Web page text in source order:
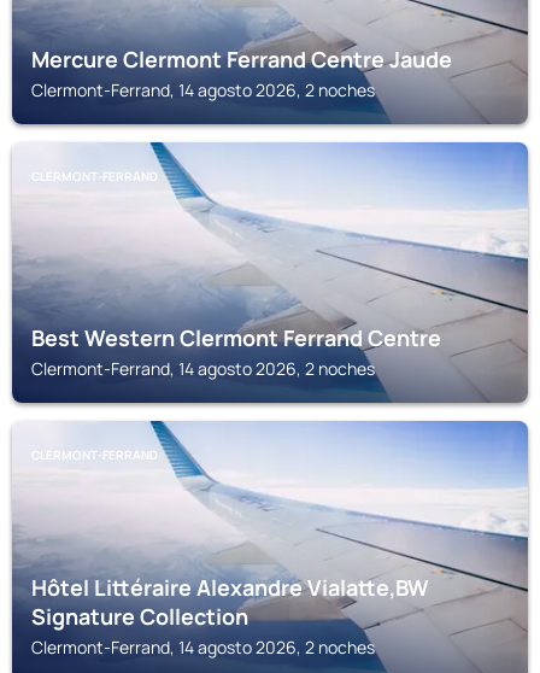
Mercure Clermont Ferrand Centre Jaude
Clermont-Ferrand, 14 agosto 2026, 2 noches
CLERMONT-FERRAND
Best Western Clermont Ferrand Centre
Clermont-Ferrand, 14 agosto 2026, 2 noches
CLERMONT-FERRAND
Hôtel Littéraire Alexandre Vialatte,BW
Signature Collection
Clermont-Ferrand, 14 agosto 2026, 2 noches